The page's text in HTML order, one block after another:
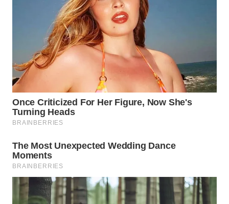
KEPULAUAN
SERIBU
WN
TANGERANG
WN
BINJAI
CIREBON
WN
INDRAMAYU